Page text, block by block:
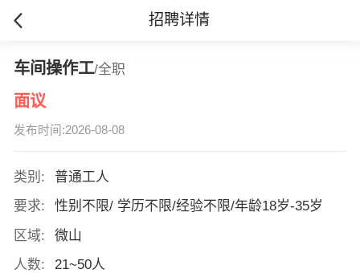
招聘详情
车间操作工/全职
面议
发布时间:2026-08-08
类别:
普通工人
要求:
性别不限/ 学历不限/经验不限/年龄18岁-35岁
区域:
微山
人数:
21~50人